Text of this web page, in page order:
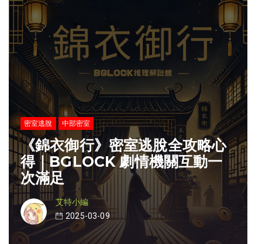
密室逃脫 中部密室
《錦衣御行》密室逃脫全攻略心
得｜BGLOCK 劇情機關互動一
次滿足
艾特小編
2025-03-09